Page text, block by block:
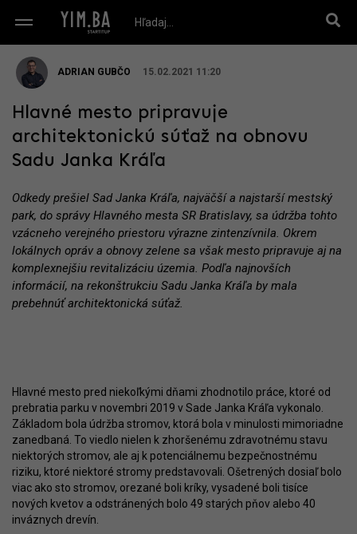
ADRIAN GUBČO 15.02.2021 11:20
Hlavné mesto pripravuje
architektonickú súťaž na obnovu
Sadu Janka Kráľa
Odkedy prešiel Sad Janka Kráľa, najväčší a najstarší mestský
park, do správy Hlavného mesta SR Bratislavy, sa údržba tohto
vzácneho verejného priestoru výrazne zintenzívnila. Okrem
lokálnych opráv a obnovy zelene sa však mesto pripravuje aj na
komplexnejšiu revitalizáciu územia. Podľa najnovších
informácií, na rekonštrukciu Sadu Janka Kráľa by mala
prebehnúť architektonická súťaž.
Hlavné mesto pred niekoľkými dňami zhodnotilo práce, ktoré od
prebratia parku v novembri 2019 v Sade Janka Kráľa vykonalo.
Základom bola údržba stromov, ktorá bola v minulosti mimoriadne
zanedbaná. To viedlo nielen k zhoršenému zdravotnému stavu
niektorých stromov, ale aj k potenciálnemu bezpečnostnému
riziku, ktoré niektoré stromy predstavovali. Ošetrených dosiaľ bolo
viac ako sto stromov, orezané boli kríky, vysadené boli tisíce
nových kvetov a odstránených bolo 49 starých pňov alebo 40
inváznych drevín.